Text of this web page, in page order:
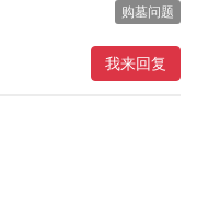
购墓问题
我来回复